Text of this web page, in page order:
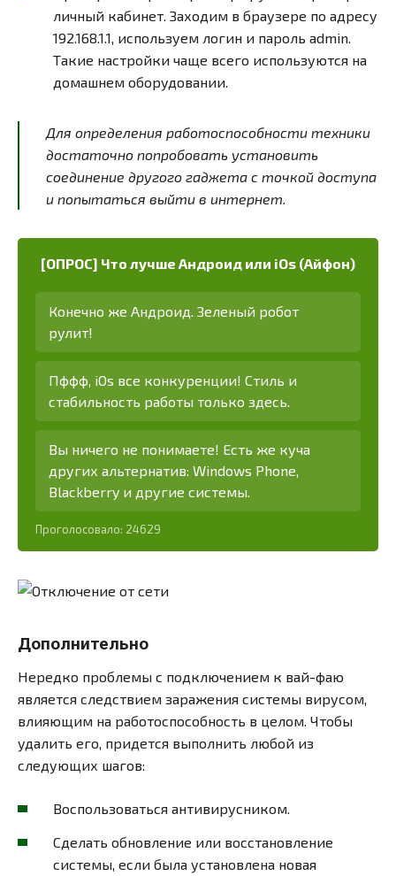
личный кабинет. Заходим в браузере по адресу
192.168.1.1, используем логин и пароль admin.
Такие настройки чаще всего используются на
домашнем оборудовании.
Для определения работоспособности техники
достаточно попробовать установить
соединение другого гаджета с точкой доступа
и попытаться выйти в интернет.
[ОПРОС] Что лучше Андроид или iOs (Айфон)
Конечно же Андроид. Зеленый робот
рулит!
Пффф, iOs все конкуренции! Стиль и
стабильность работы только здесь.
Вы ничего не понимаете! Есть же куча
других альтернатив: Windows Phone,
Blackberry и другие системы.
Проголосовало: 24629
Дополнительно
Нередко проблемы с подключением к вай-фаю
является следствием заражения системы вирусом,
влияющим на работоспособность в целом. Чтобы
удалить его, придется выполнить любой из
следующих шагов:
Воспользоваться антивирусником.
Сделать обновление или восстановление
системы, если была установлена новая